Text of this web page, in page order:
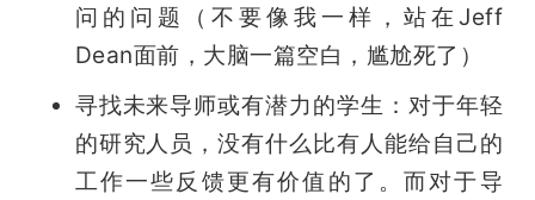
问的问题（不要像我一样，站在Jeff
Dean面前，大脑一篇空白，尴尬死了）
寻找未来导师或有潜力的学生：对于年轻
的研究人员，没有什么比有人能给自己的
工作一些反馈更有价值的了。而对于导